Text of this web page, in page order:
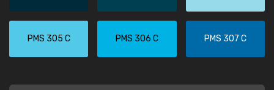
PMS 305 C PMS 306 C PMS 307 C